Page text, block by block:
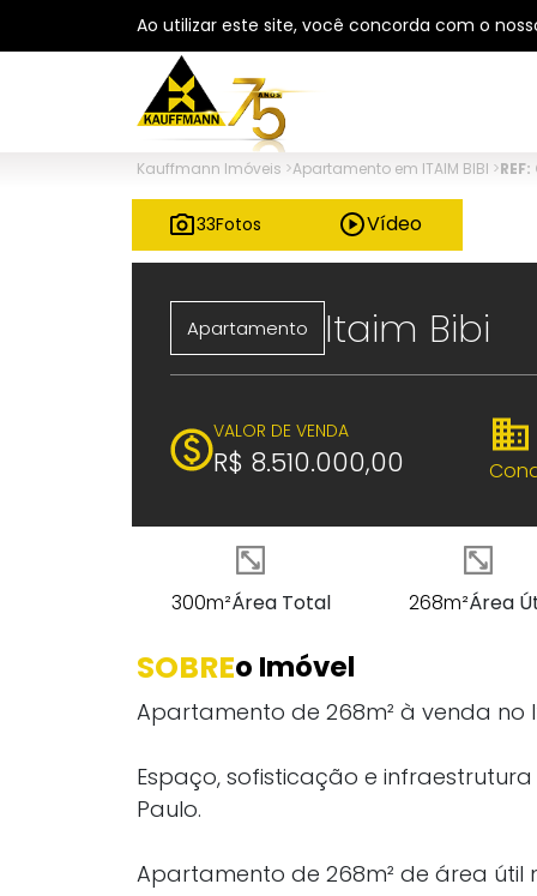
Ao utilizar este site, você concorda com o
Kauffmann Imóveis >Apartamento em ITAIM BIBI >
33Fotos Vídeo
Apartamento Itaim Bibi
VALOR DE VENDA
R$ 8.510.000,00
300m²Área Total 268m²Área
SOBREo Imóvel
Apartamento de 268m² à venda no
Espaço, sofisticação e
Paulo.
Apartamento de 268m² de área útil